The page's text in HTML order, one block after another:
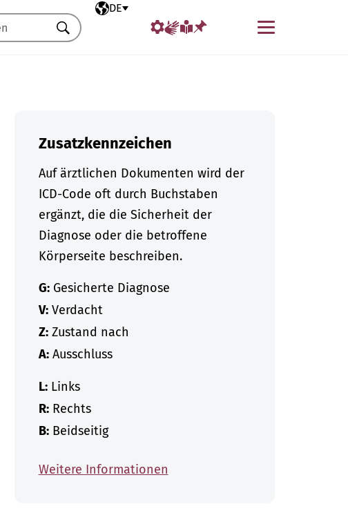
Ausgewählte Sprache
DE
Menü
Suchen
Zusatzkennzeichen
Auf ärztlichen Dokumenten wird der
ICD-Code oft durch Buchstaben
ergänzt, die die Sicherheit der
Diagnose oder die betroffene
Körperseite beschreiben.
G:Gesicherte Diagnose
V:Verdacht
Z:Zustand nach
A:Ausschluss
L:Links
R:Rechts
B:Beidseitig
Weitere Informationen